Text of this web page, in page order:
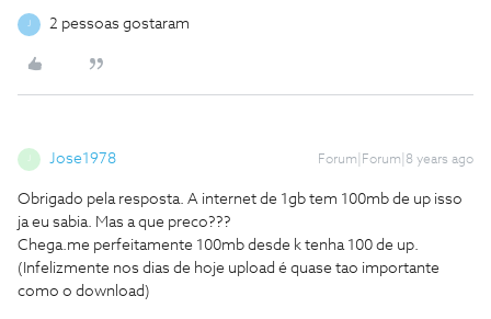
J 2 pessoas gostaram
Jose1978 Forum|Forum|8 years ago
Obrigado pela resposta. A internet de 1gb tem 100mb de up isso
ja eu sabia. Mas a que preco???
Chega.me perfeitamente 100mb desde k tenha 100 de up.
(Infelizmente nos dias de hoje upload é quase tao importante
como o download)